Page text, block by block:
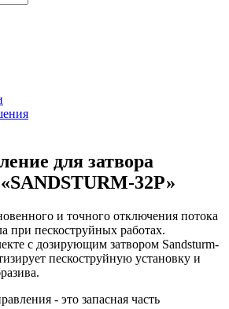
для затвора
32Р»
и точного отключения потока
при пескоструйных работах.
с дозирующим затвором Sandsturm-
пескоструйную установку и
- это запасная часть